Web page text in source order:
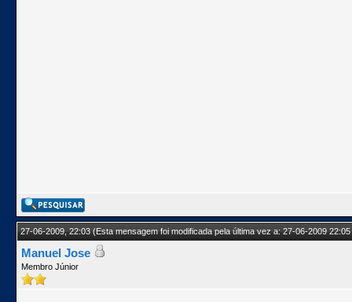
27-06-2009, 22:03(Esta mensagem foi modificada pela última vez a: 27-06-2009
Manuel Jose
Membro Júnior